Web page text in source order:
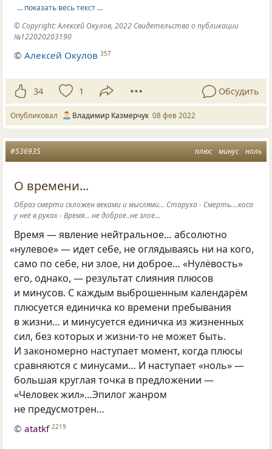
… показать весь текст …
© Copyright: Алексей Окулов, 2022 Свидетельство о публикации
№122020203190
©Алексей Окулов 357
34 1 Обсудить
Опубликовал Владимир Казмерчук 08 фев 2022
плюс минус ноль
#536935
О времени...
Образ смерти скложен веками и мыслями... Старуха - Смерть....коса
у неё в руках - Время... не доброе..не злое...
Время — явление нейтральное… абсолютно
«нулевое» — идет себе, не оглядываясь ни на кого,
само по себе, ни злое, ни доброе… «Нулёвость»
его, однако, — результат слияния плюсов
и минусов. С каждым выброшенным календарём
плюсуется единичка ко времени пребывания
в жизни… и минусуется единичка из жизненных
сил, без которых и жизни-то не может быть.
И закономерно наступает момент, когда плюсы
сравняются с минусами… И наступает«ноль» —
большая круглая точка в предложении —
«Человек жил»…Эпилог жанром
не предусмотрен…
©atatkf 2219